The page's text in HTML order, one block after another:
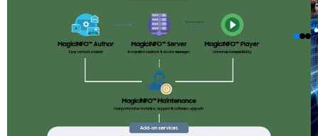
MAGICINFO AUTHOR
& VIDEOWALL
AUTHOR